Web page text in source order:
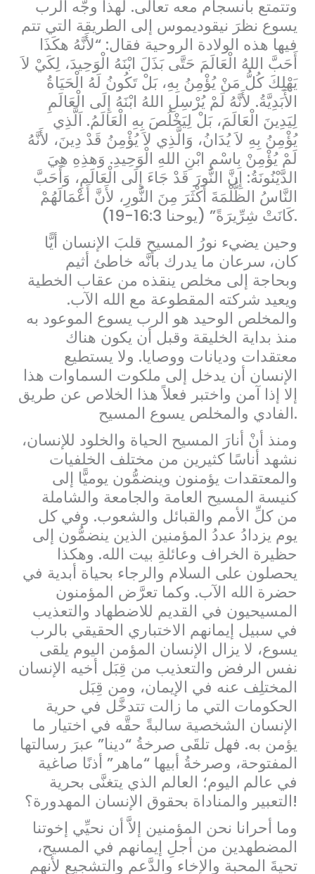
وتتمتع بانسجام معه تعالى. لهذا وجَّه الرب
يسوع نظرَ نيقوديموس إلى الطريقة التي تتم
فيها هذه الولادة الروحية فقال: “لأَنَّهُ هكَذَا
أَحَبَّ اللهُ الْعَالَمَ حَتَّى بَذَلَ ابْنَهُ الْوَحِيدَ، لِكَيْ لاَ
يَهْلِكَ كُلُّ مَنْ يُؤْمِنُ بِهِ، بَلْ تَكُونُ لَهُ الْحَيَاةُ
الأَبَدِيَّةُ. لأَنَّهُ لَمْ يُرْسِلِ اللهُ ابْنَهُ إِلَى الْعَالَمِ
لِيَدِينَ الْعَالَمَ، بَلْ لِيَخْلُصَ بِهِ الْعَالَمُ. اَلَّذِي
يُؤْمِنُ بِهِ لاَ يُدَانُ، وَالَّذِي لاَ يُؤْمِنُ قَدْ دِينَ، لأَنَّهُ
لَمْ يُؤْمِنْ بِاسْمِ ابْنِ اللهِ الْوَحِيدِ. وَهذِهِ هِيَ
الدَّيْنُونَةُ: إِنَّ النُّورَ قَدْ جَاءَ إِلَى الْعَالَمِ، وَأَحَبَّ
النَّاسُ الظُّلْمَةَ أَكْثَرَ مِنَ النُّورِ، لأَنَّ أَعْمَالَهُمْ
كَانَتْ شِرِّيرَةً” (يوحنا 16:3-19).
وحين يضيء نورُ المسيح قلبَ الإنسان أيًّا
كان، سرعان ما يدرك بأنَّه خاطئ أثيم
وبحاجة إلى مخلص ينقذه من عقاب الخطية
ويعيد شركته المقطوعة مع الله الآب.
والمخلص الوحيد هو الرب يسوع الموعود به
منذ بداية الخليقة وقبل أن يكون هناك
معتقدات وديانات ووصايا. ولا يستطيع
الإنسان أن يدخل إلى ملكوت السماوات هذا
إلا إذا آمن واختبر فعلاً هذا الخلاص عن طريق
الفادي والمخلص يسوع المسيح.
ومنذ أنْ أنارَ المسيح الحياة والخلود للإنسان،
نشهد أناسًا كثيرين من مختلف الخلفيات
والمعتقدات يؤمنون وينضمُّون يوميًّا إلى
كنيسة المسيح العامة والجامعة والشاملة
من كلِّ الأمم والقبائل والشعوب. وفي كل
يوم يزدادُ عددُ المؤمنين الذين ينضمُّون إلى
حظيرة الخراف وعائلةِ بيت الله. وهكذا
يحصلون على السلام والرجاء بحياة أبدية في
حضرة الله الآب. وكما تعرَّض المؤمنون
المسيحيون في القديم للاضطهاد والتعذيب
في سبيل إيمانهم الاختباري الحقيقي بالرب
يسوع، لا يزال الإنسان المؤمن اليوم يلقى
نفس الرفض والتعذيب من قِبَل أخيه الإنسان
المختلِف عنه في الإيمان، ومن قِبَل
الحكومات التي ما زالت تتدخَّل في حرية
الإنسان الشخصية سالبةً حقَّه في اختيار ما
يؤمن به. فهل تلقَى صرخةُ “دينا” عبرَ رسالتها
المفتوحة، وصرخةُ أبيها “ماهر” أذنًا صاغية
في عالم اليوم؛ العالم الذي يتغنَّى بحرية
التعبير والمناداة بحقوق الإنسان المهدورة؟!
وما أحرانا نحن المؤمنين إلاَّ أن نحيِّي إخوتنا
المضطهدين من أجلِ إيمانهم في المسيح،
تحيةَ المحبة والإخاء والدَّعم والتشجيع لأنهم